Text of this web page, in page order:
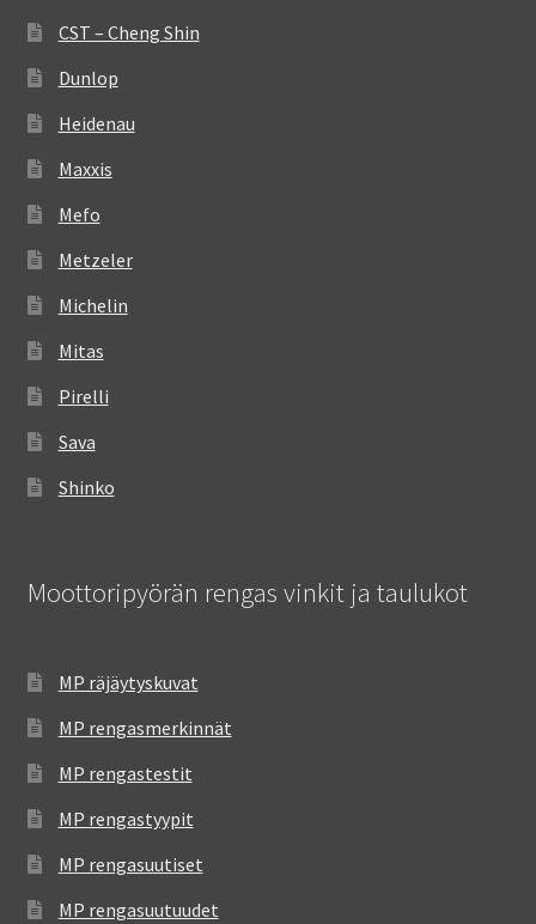
CST – Cheng Shin
Dunlop
Heidenau
Maxxis
Mefo
Metzeler
Michelin
Mitas
Pirelli
Sava
Shinko
Moottoripyörän rengas vinkit ja taulukot
MP räjäytyskuvat
MP rengasmerkinnät
MP rengastestit
MP rengastyypit
MP rengasuutiset
MP rengasuutuudet